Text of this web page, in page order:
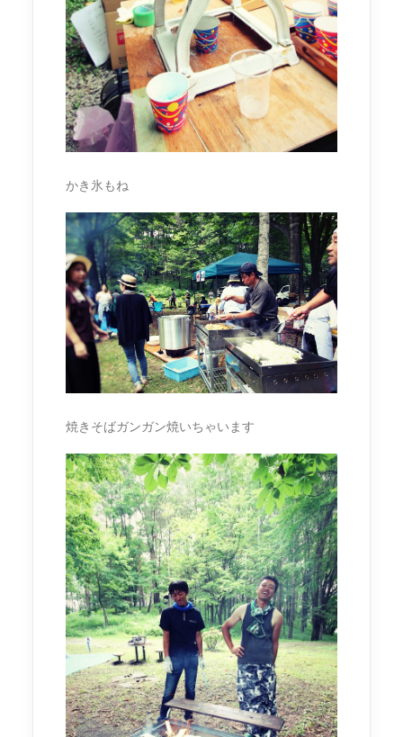
かき氷もね
焼きそばガンガン焼いちゃいます